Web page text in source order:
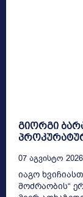
გიორგი
07 Აგვისტო
იაგო
მოძრაობის“